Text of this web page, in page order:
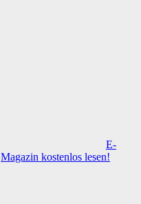
E-
Magazin kostenlos lesen!